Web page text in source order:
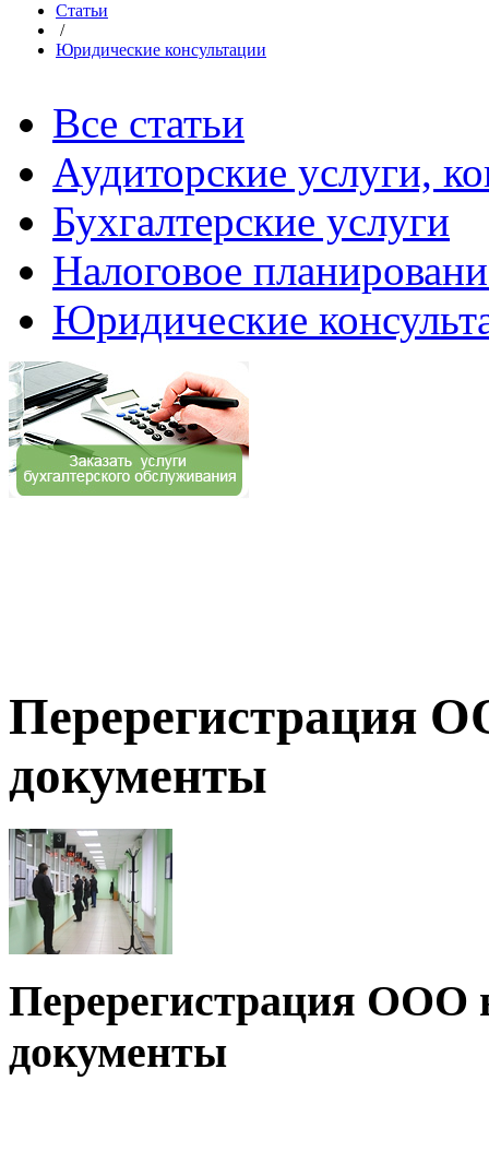
Статьи
/
Юридические консультации
Все статьи
Аудиторские услуги,
Бухгалтерские услуги
Налоговое
Юридические
Перерегистрация
документы
Перерегистрация ООО
документы